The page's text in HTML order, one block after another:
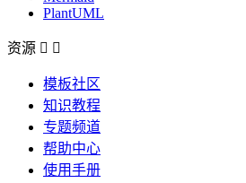
PlantUML
资源  
模板社区
知识教程
专题频道
帮助中心
使用手册